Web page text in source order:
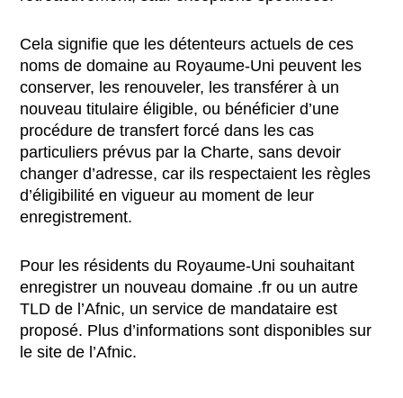
Cela signifie que les détenteurs actuels de ces
noms de domaine au Royaume-Uni peuvent les
conserver, les renouveler, les transférer à un
nouveau titulaire éligible, ou bénéficier d’une
procédure de transfert forcé dans les cas
particuliers prévus par la Charte, sans devoir
changer d’adresse, car ils respectaient les règles
d’éligibilité en vigueur au moment de leur
enregistrement.
Pour les résidents du Royaume-Uni souhaitant
enregistrer un nouveau domaine .fr ou un autre
TLD de l’Afnic, un service de mandataire est
proposé. Plus d’informations sont disponibles sur
le site de l’Afnic.